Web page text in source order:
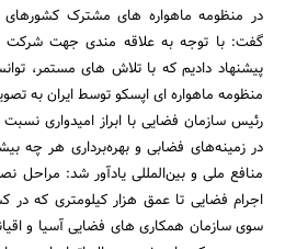
در منظومه ماهواره های مشترک
گفت: با توجه به علاقه مندی جهت شرکت
پیشنهاد دادیم که با تلاش های مستمر،
منظومه ماهواره ای اپسکو توسط ایران به
رئیس سازمان فضایی با ابراز امیدواری
در زمینه‌های فضابی و بهره‌برداری هر چه
منافع ملی و بین‌المللی یادآور شد: مراحل
اجرام فضایی تا عمق هزار کیلومتری که در
سوی سازمان همکاری های فضایی آسیا و